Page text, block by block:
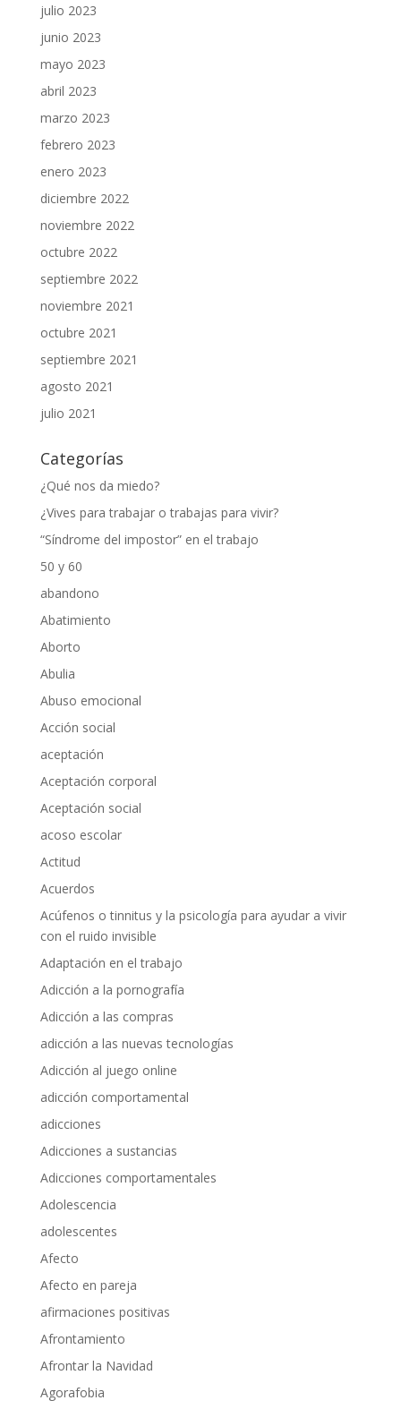
julio 2023
junio 2023
mayo 2023
abril 2023
marzo 2023
febrero 2023
enero 2023
diciembre 2022
noviembre 2022
octubre 2022
septiembre 2022
noviembre 2021
octubre 2021
septiembre 2021
agosto 2021
julio 2021
Categorías
¿Qué nos da miedo?
¿Vives para trabajar o trabajas para vivir?
“Síndrome del impostor” en el trabajo
50 y 60
abandono
Abatimiento
Aborto
Abulia
Abuso emocional
Acción social
aceptación
Aceptación corporal
Aceptación social
acoso escolar
Actitud
Acuerdos
Acúfenos o tinnitus y la psicología para ayudar a vivir
con el ruido invisible
Adaptación en el trabajo
Adicción a la pornografía
Adicción a las compras
adicción a las nuevas tecnologías
Adicción al juego online
adicción comportamental
adicciones
Adicciones a sustancias
Adicciones comportamentales
Adolescencia
adolescentes
Afecto
Afecto en pareja
afirmaciones positivas
Afrontamiento
Afrontar la Navidad
Agorafobia